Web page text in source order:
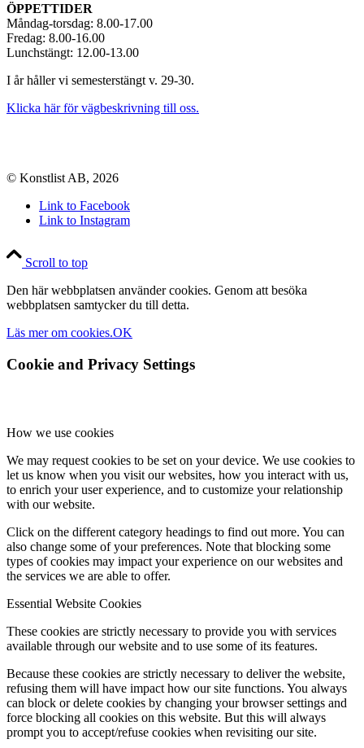
ÖPPETTIDER
Måndag-torsdag: 8.00-17.00
Fredag: 8.00-16.00
Lunchstängt: 12.00-13.00
I år håller vi semesterstängt v. 29-30.
Klicka här för vägbeskrivning till oss.
© Konstlist AB, 2026
Link to Facebook
Link to Instagram
Scroll to top
Den här webbplatsen använder cookies. Genom att besöka
webbplatsen samtycker du till detta.
Läs mer om cookies.OK
Cookie and Privacy Settings
How we use cookies
We may request cookies to be set on your device. We use cookies to
let us know when you visit our websites, how you interact with us,
to enrich your user experience, and to customize your relationship
with our website.
Click on the different category headings to find out more. You can
also change some of your preferences. Note that blocking some
types of cookies may impact your experience on our websites and
the services we are able to offer.
Essential Website Cookies
These cookies are strictly necessary to provide you with services
available through our website and to use some of its features.
Because these cookies are strictly necessary to deliver the website,
refusing them will have impact how our site functions. You always
can block or delete cookies by changing your browser settings and
force blocking all cookies on this website. But this will always
prompt you to accept/refuse cookies when revisiting our site.